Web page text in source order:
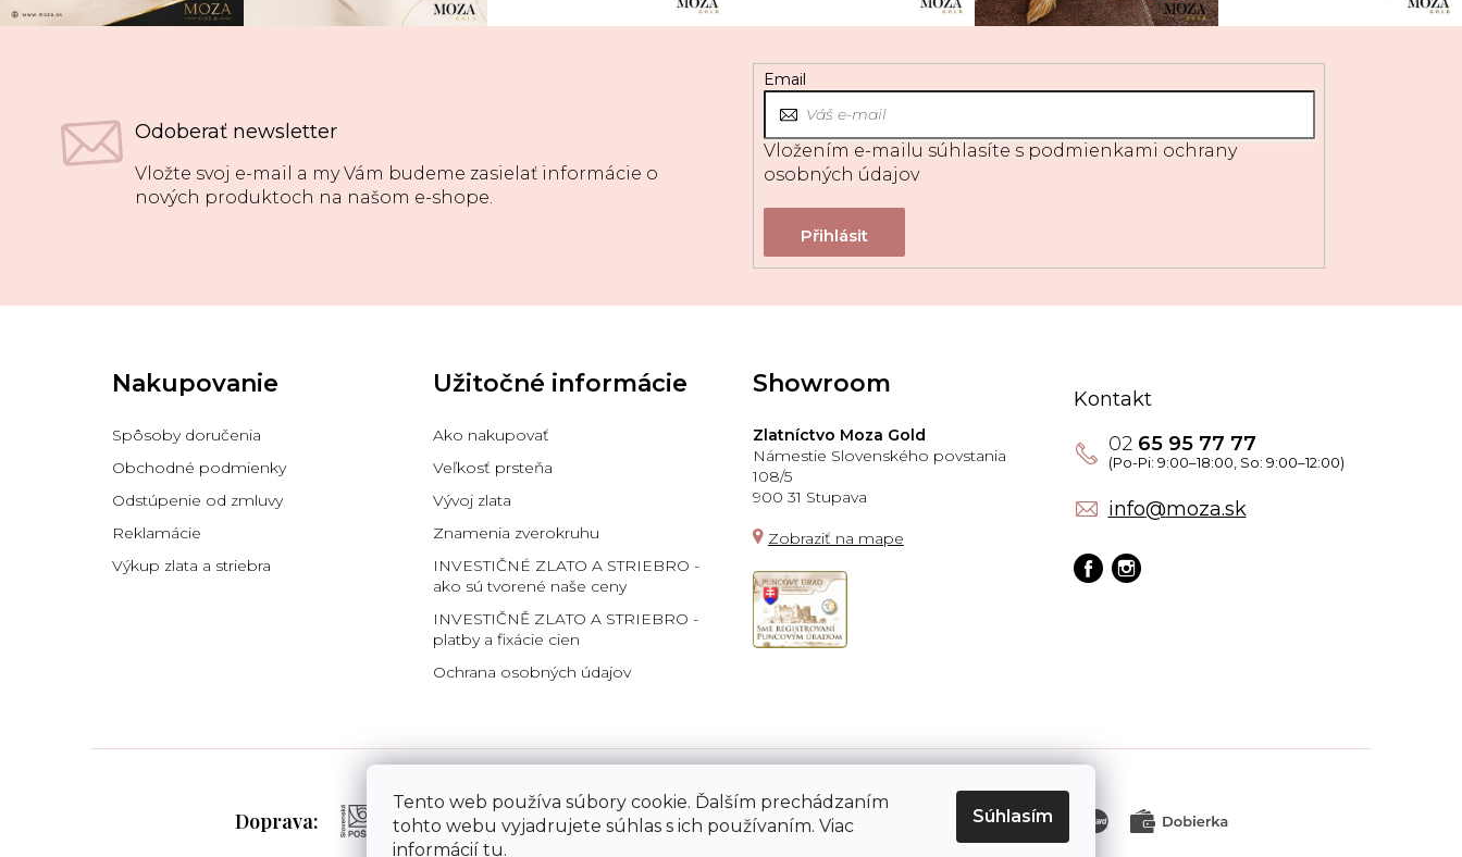
Tento web používa súbory cookie. Ďalším prechádzaním
tohto webu vyjadrujete súhlas s ich používaním. Viac
informácií tu.
Súhlasím
Odoberať newsletter
Vložte svoj e-mail a my Vám budeme zasielať informácie o
nových produktoch na našom e-shope.
Email
Vložením e-mailu súhlasíte s podmienkami ochrany
osobných údajov
Nakupovanie
Spôsoby doručenia
Obchodné podmienky
Odstúpenie od zmluvy
Reklamácie
Výkup zlata a striebra
Užitočné informácie
Ako nakupovať
Veľkosť prsteňa
Vývoj zlata
Znamenia zverokruhu
INVESTIČNÉ ZLATO A STRIEBRO -
ako sú tvorené naše ceny
INVESTIČNĚ ZLATO A STRIEBRO -
platby a fixácie cien
Ochrana osobných údajov
Showroom
Zlatníctvo Moza Gold
Námestie Slovenského povstania
108/5
900 31 Stupava
Zobraziť na mape
Kontakt
info@moza.sk
0265 95 77 77
Doprava: